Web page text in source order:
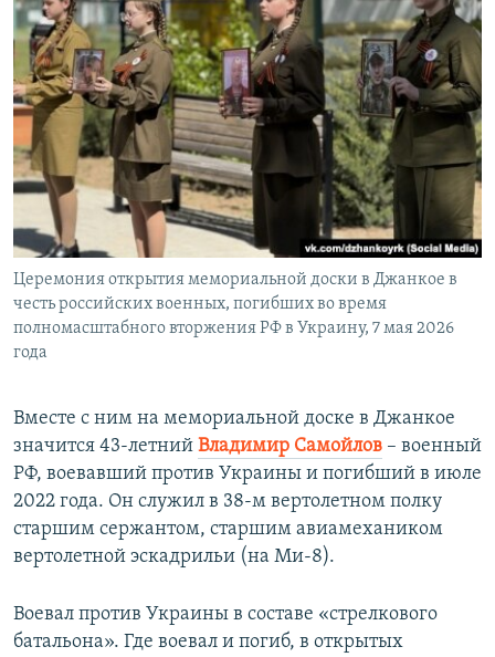
Церемония открытия мемориальной доски в Джанкое в
честь российских военных, погибших во время
полномасштабного вторжения РФ в Украину, 7 мая 2026
года
Вместе с ним на мемориальной доске в Джанкое
значится 43-летний Владимир Самойлов – военный
РФ, воевавший против Украины и погибший в июле
2022 года. Он служил в 38-м вертолетном полку
старшим сержантом, старшим авиамехаником
вертолетной эскадрильи (на Ми-8).
Воевал против Украины в составе «стрелкового
батальона». Где воевал и погиб, в открытых